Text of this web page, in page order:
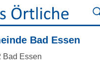
Bad Essen
Bad Essen